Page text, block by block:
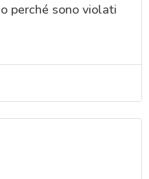
perché sono violati